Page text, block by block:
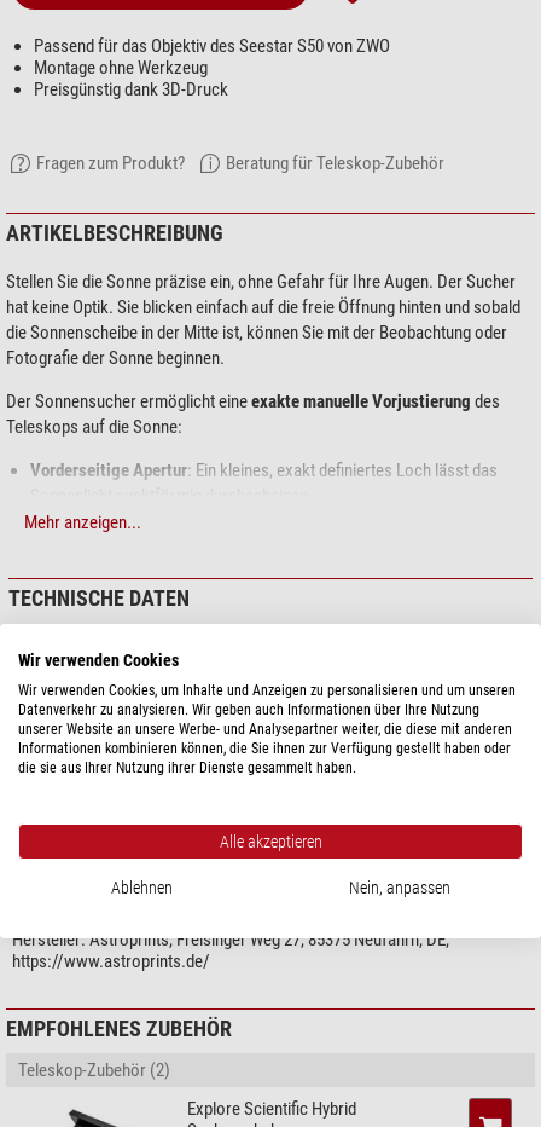
Passend für das Objektiv des Seestar S50 von ZWO
Montage ohne Werkzeug
Preisgünstig dank 3D-Druck
Fragen zum Produkt? Beratung für Teleskop-Zubehör
ARTIKELBESCHREIBUNG
Stellen Sie die Sonne präzise ein, ohne Gefahr für Ihre Augen. Der Sucher
hat keine Optik. Sie blicken einfach auf die freie Öffnung hinten und sobald
die Sonnenscheibe in der Mitte ist, können Sie mit der Beobachtung oder
Fotografie der Sonne beginnen.
Der Sonnensucher ermöglicht eineexakte manuelle Vorjustierung des
Teleskops auf die Sonne:
Vorderseitige Apertur: Ein kleines, exakt definiertes Loch lässt das
Rückseitiges Ringsystem
S50 bereits sehr nah an der Sonne – die automatische Feinjustierung
funktioniert danach zuverlässig
Der Artikel wird im 3D-Druckverfahren aus
beständig und bis 80°C formstabil.
Mehr anzeigen...
TECHNISCHE DATEN
Leistung
Geeignet für Teleskop
ZWO Seestar S50
Allgemein
Typ
Sucher
PRODUKTSICHERHEIT
Hersteller:Astroprints, Freisinger Weg 27, 85375 Neufahrn, DE,
https://www.astroprints.de/
EMPFOHLENES ZUBEHÖR
Teleskop-Zubehör (2)
Explore Scientific Hybrid
Wir verwenden Cookies
Wir verwenden Cookies, um Inhalte und Anzeigen zu personalisieren und um unseren
Datenverkehr zu analysieren. Wir geben auch Informationen über Ihre Nutzung
unserer Website an unsere Werbe- und Analysepartner weiter, die diese mit anderen
Informationen kombinieren können, die Sie ihnen zur Verfügung gestellt haben oder
die sie aus Ihrer Nutzung ihrer Dienste gesammelt haben.
Alle akzeptieren
Ablehnen Nein, anpassen